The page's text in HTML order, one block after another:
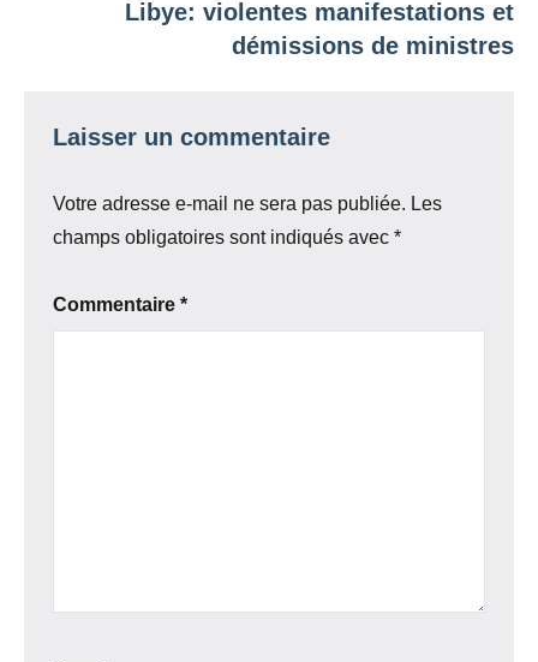
Libye: violentes manifestations et
démissions de ministres
Laisser un commentaire
Votre adresse e-mail ne sera pas publiée. Les
champs obligatoires sont indiqués avec *
Commentaire *